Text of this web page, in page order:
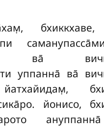
ва̄
уппанна̄ ва̄
. йонисо,